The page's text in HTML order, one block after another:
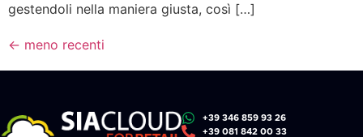
gestendoli nella maniera giusta, così […]
← meno recenti
+39 346 859 93 26
+39 081 842 00 33